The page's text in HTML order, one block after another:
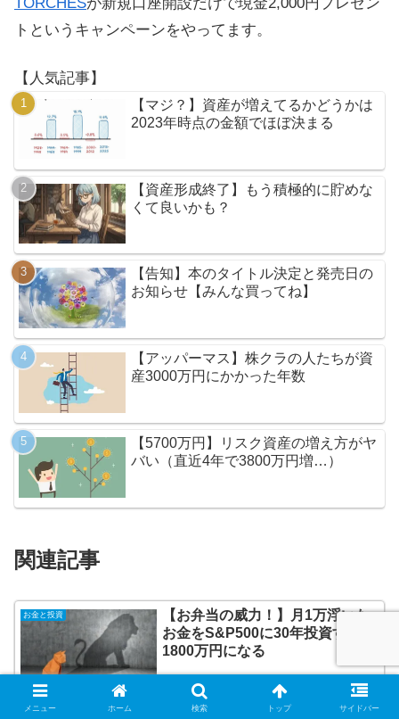
トというキャンペーンをやってます。
【人気記事】
【マジ？】資産が増えてるかどうかは
2023年時点の金額でほぼ決まる
【資産形成終了】もう積極的に貯めな
くて良いかも？
【告知】本のタイトル決定と発売日の
お知らせ【みんな買ってね】
【アッパーマス】株クラの人たちが資
産3000万円にかかった年数
【5700万円】リスク資産の増え方がヤ
バい（直近4年で3800万円増…）
関連記事
お金と投資
【お弁当の威力！】月1万浮いた
お金をS&P500に30年投資すると
1800万円になる
2026.05.28
メニュー ホーム 検索 トップ サイドバー